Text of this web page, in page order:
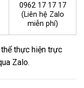
0962 17 17 17
(Liên hệ Zalo
miễn phí)
thực hiện trực
Zalo.